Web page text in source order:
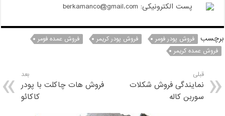
پست الکترونیکی: berkamanco@gmail.com
برچسب فروش پودر فومر فروش پودر کریمر
فروش عمده فومر
فروش عمده کریمر
قبلی
نمایندگی فروش شکلات
سوربن کاله
بعد
فروش هات چاکلت با پودر
کاکائو